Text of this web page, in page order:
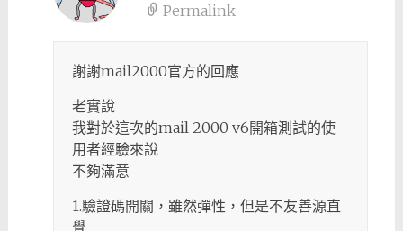
Permalink
謝謝mail2000官方的回應
老實說
我對於這次的mail 2000 v6開箱測試的使
用者經驗來說
不夠滿意
1.驗證碼開關，雖然彈性，但是不友善源直
覺